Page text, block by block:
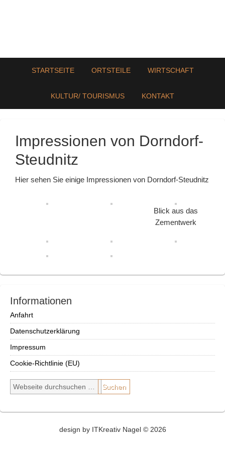
STARTSEITE ORTSTEILE WIRTSCHAFT
KULTUR/ TOURISMUS KONTAKT
Impressionen von Dorndorf-
Steudnitz
Hier sehen Sie einige Impressionen von Dorndorf-Steudnitz
Blick aus das
Zementwerk
Informationen
Anfahrt
Datenschutzerklärung
Impressum
Cookie-Richtlinie (EU)
design by ITKreativ Nagel © 2026